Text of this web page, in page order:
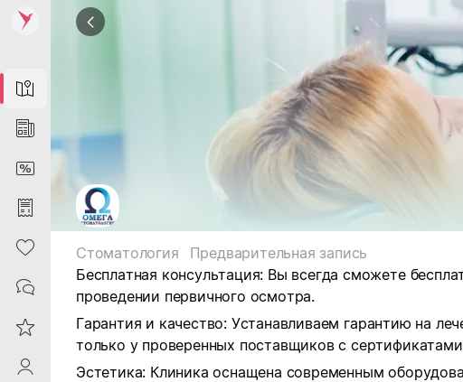
Map
News
DiscountCard
Purchases
Heart
Contacts
Reviews
ProfileSaby
Стоматология
Предварительная запись
Бесплатная консультация: Вы всегда сможете
проведении первичного осмотра.
Гарантия и качество: Устанавливаем гарантию на
только у проверенных поставщиков с
Эстетика: Клиника оснащена современным